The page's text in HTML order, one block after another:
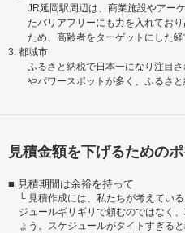
JR延岡駅周辺は、商業施設やアー
たバリアフリーにも力を入れてお
ため、高齢者をターゲットにした経
3. 都城市
ふるさと納税で日本一になり注目
やパワースポットが多く、ふるさ
見積金額を下げるための
見積期間は余裕を持って
見積作成には、私たちが考えてい
ジュールギリギリで頼むのではなく
ょう。スケジュールがタイトすぎる